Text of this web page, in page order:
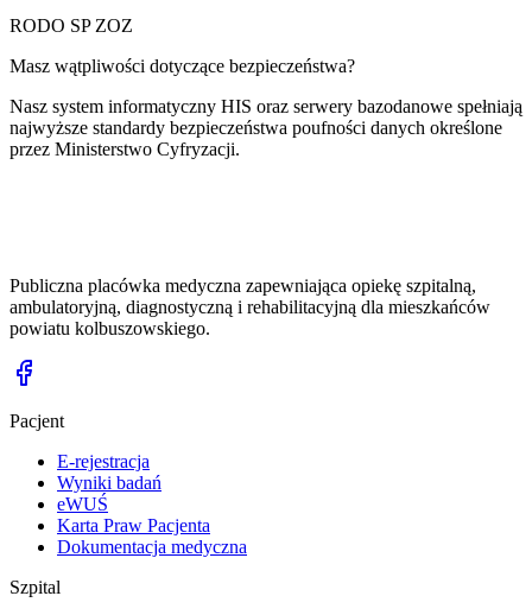
RODO SP ZOZ
Masz wątpliwości dotyczące bezpieczeństwa?
Nasz system informatyczny HIS oraz serwery bazodanowe spełniają
najwyższe standardy bezpieczeństwa poufności danych określone
przez Ministerstwo Cyfryzacji.
Publiczna placówka medyczna zapewniająca opiekę szpitalną,
ambulatoryjną, diagnostyczną i rehabilitacyjną dla mieszkańców
powiatu kolbuszowskiego.
Pacjent
E-rejestracja
Wyniki badań
eWUŚ
Karta Praw Pacjenta
Dokumentacja medyczna
Szpital